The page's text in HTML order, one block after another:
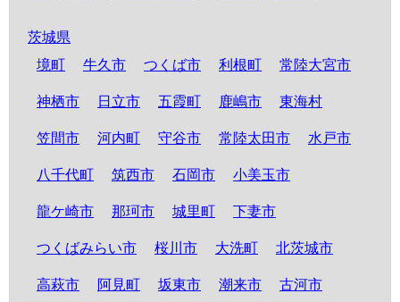
茨城県
境町
牛久市 つくば市 利根町 常陸大宮市
神栖市 日立市 五霞町 鹿嶋市 東海村
笠間市 河内町 守谷市 常陸太田市 水戸市
八千代町 筑西市 石岡市 小美玉市
龍ケ崎市 那珂市 城里町 下妻市
つくばみらい市 桜川市 大洗町 北茨城市
高萩市 阿見町 坂東市 潮来市 古河市